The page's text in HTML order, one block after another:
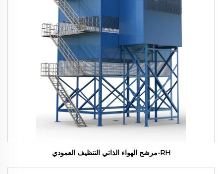
RH-مرشح الهواء الذاتي التنظيف العمودي